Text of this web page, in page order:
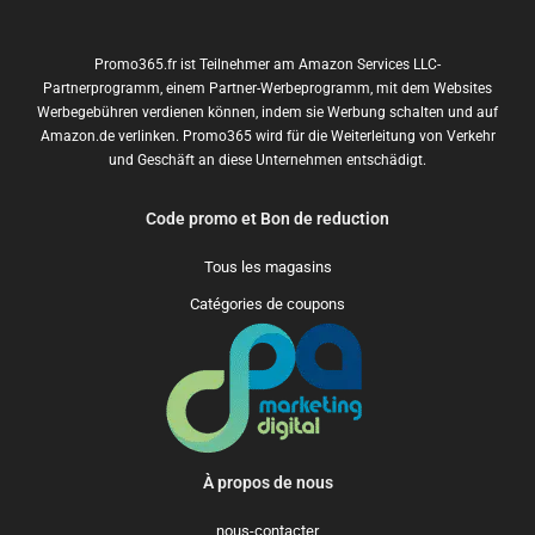
Promo365.fr ist Teilnehmer am Amazon Services LLC-
Partnerprogramm, einem Partner-Werbeprogramm, mit dem Websites
Werbegebühren verdienen können, indem sie Werbung schalten und auf
Amazon.de verlinken. Promo365 wird für die Weiterleitung von Verkehr
und Geschäft an diese Unternehmen entschädigt.
Code promo et Bon de reduction
Tous les magasins
Catégories de coupons
À propos de nous
nous-contacter